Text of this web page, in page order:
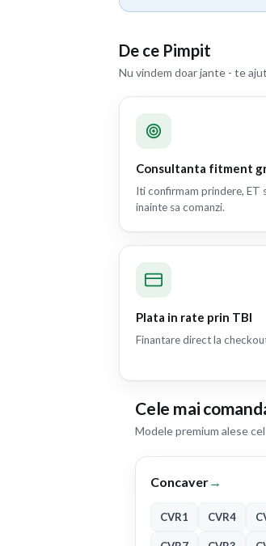
De ce Pimpit
Nu vindem doar jante - te
Consultanta fitment
Iti confirmam prindere, ET
inainte sa comanzi.
Plata in rate prin TBI
Finantare direct la
Cele mai
Modele premium alese
Concaver→
CVR1 CVR4